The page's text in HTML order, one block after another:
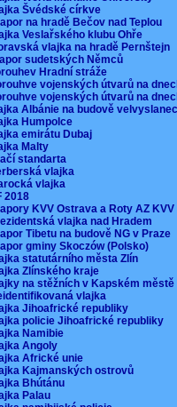
Švédské církve
na hradě Bečov nad Teplou
Veslařského klubu Ohře
vlajka na hradě Pernštejn
sudetských Němců
Hradní stráže
vojenských útvarů na
vojenských útvarů na
Albánie na budově
Humpolce
emirátu Dubaj
Malty
standarta
vlajka
vlajka
2018
KVV Ostrava a Roty AZ
vlajka nad Hradem
Tibetu na budově NG v Praze
gminy Skoczów (Polsko)
statutárního města Zlín
Zlínského kraje
na stěžních v Kapském
vlajka
Jihoafrické republiky
policie Jihoafrické republiky
Namibie
Angoly
Africké unie
Kajmanských ostrovů
Bhútánu
Palau